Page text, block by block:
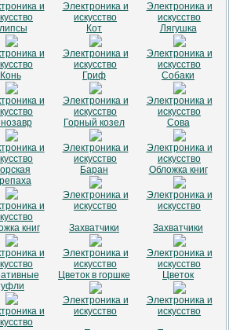
и
Электроника и
искусство
Электроника и
искусство
и
Кот
Электроника и
искусство
Лягушка
Электроника и
искусство
Конь
и
Гриф
Электроника и
искусство
Собаки
Электроника и
искусство
и
Горный козел
Электроника и
искусство
Сова
Электроника и
искусство
и
Баран
Электроника и
искусство
Обложка книг
Электроника и
искусство
книг
и
Захватчики
Электроника и
искусство
Захватчики
Электроника и
искусство
и
Цветок в горшке
Электроника и
искусство
Цветок
Электроника и
искусство